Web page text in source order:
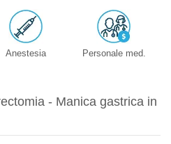
Anestesia Personale med.
- Manica gastrica in